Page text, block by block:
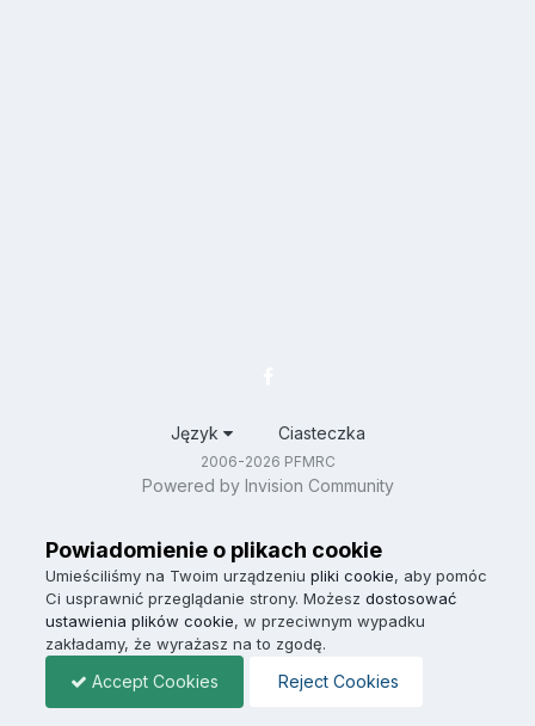
Język Ciasteczka
2006-2026 PFMRC
Powered by Invision Community
Powiadomienie o plikach cookie
Umieściliśmy na Twoim urządzeniu pliki cookie, aby pomóc
Ci usprawnić przeglądanie strony. Możesz dostosować
ustawienia plików cookie, w przeciwnym wypadku
zakładamy, że wyrażasz na to zgodę.
Accept Cookies Reject Cookies